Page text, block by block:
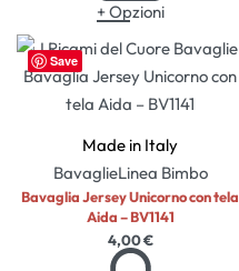
+ Opzioni
Save
Made in Italy
BavaglieLinea Bimbo
Bavaglia Jersey Unicorno con tela
Aida – BV1141
4,00€